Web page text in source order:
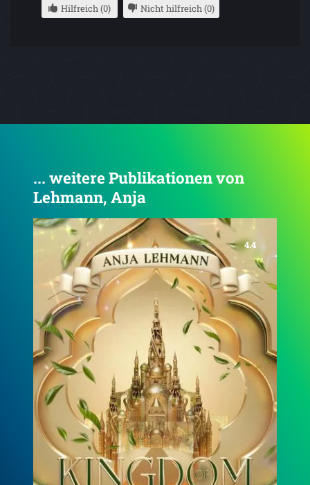
Hilfreich (0) Nicht hilfreich (0)
... weitere Publikationen von
Lehmann, Anja
4.3